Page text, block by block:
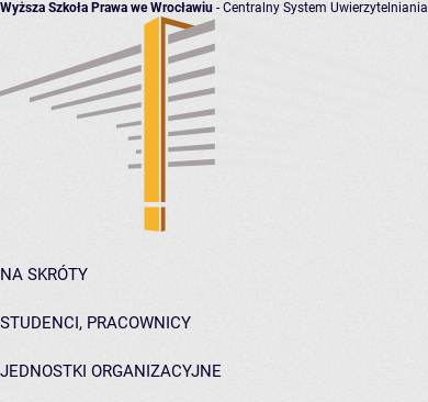
Wyższa Szkoła Prawa we Wrocławiu - Centralny System Uwierzytelniania
NA SKRÓTY
STUDENCI, PRACOWNICY
JEDNOSTKI ORGANIZACYJNE